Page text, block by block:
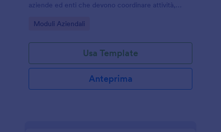
aziende ed enti che devono coordinare attività,
Go to Category:
Moduli Aziendali
Usa Template
Anteprima